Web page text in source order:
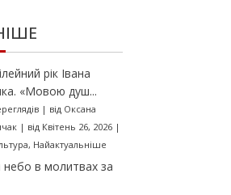
рік Івана
«Мовою душ...
| від Оксана
| від Квітень 26, 2026|
, Найактуальніше
небо в молитвах за